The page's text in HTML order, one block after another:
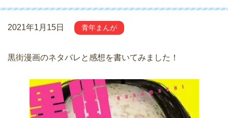
2021年1月15日 青年まんが
黒街漫画のネタバレと感想を書いてみました！